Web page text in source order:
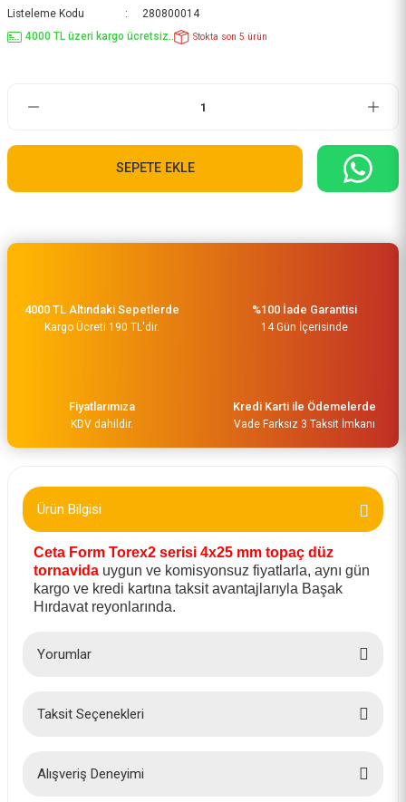
Listeleme Kodu
280800014
4000 TL üzeri kargo ücretsiz..
Stokta son 5 ürün
SEPETE EKLE
4000 TL Altındaki Sepetlerde
Kargo Ücreti 190 TL'dir.
%100 İade Garantisi
14 Gün İçerisinde
Fiyatlarımıza
KDV dahildir.
Kredi Karti ile Ödemelerde
Vade Farksız 3 Taksit İmkanı
Ürün Bilgisi
Ceta Form Torex2 serisi 4x25 mm topaç düz
tornavida uygun ve komisyonsuz fiyatlarla, aynı gün
kargo ve kredi kartına taksit avantajlarıyla Başak
Hırdavat reyonlarında.
Yorumlar
Taksit Seçenekleri
Alışveriş Deneyimi